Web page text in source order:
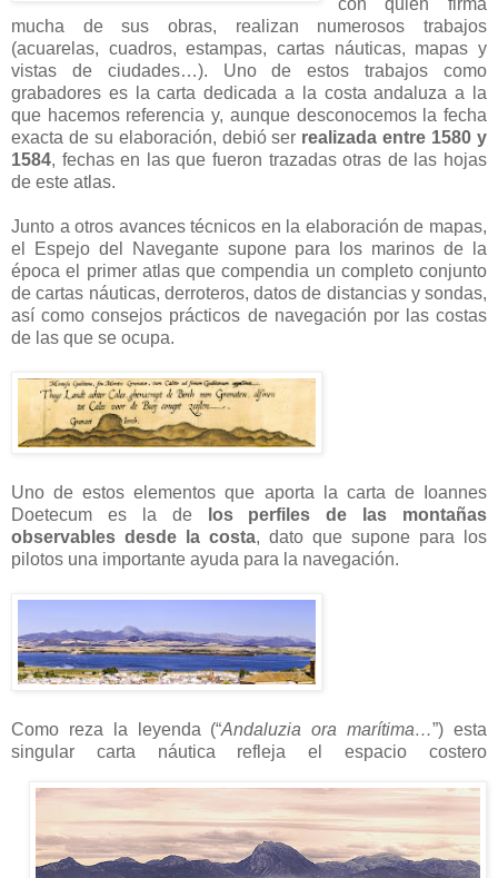
con quien firma
mucha de sus obras, realizan numerosos trabajos
(acuarelas, cuadros, estampas, cartas náuticas, mapas y
vistas de ciudades…). Uno de estos trabajos como
grabadores es la carta dedicada a la costa andaluza a la
que hacemos referencia y, aunque desconocemos la fecha
exacta de su elaboración, debió ser realizada entre 1580 y
1584, fechas en las que fueron trazadas otras de las hojas
de este atlas.
Junto a otros avances técnicos en la elaboración de mapas,
el Espejo del Navegante supone para los marinos de la
época el primer atlas que compendia un completo conjunto
de cartas náuticas, derroteros, datos de distancias y sondas,
así como consejos prácticos de navegación por las costas
de las que se ocupa.
Uno de estos elementos que aporta la carta de Ioannes
Doetecum es la de
los perfiles de las montañas
observables desde la costa, dato que supone para los
pilotos una importante ayuda para la navegación.
Como reza la leyenda (“Andaluzia ora marítima…”) esta
singular carta náutica refleja el espacio costero